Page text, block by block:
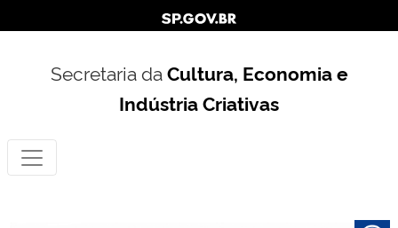
Secretaria daCultura, Economia e
Indústria Criativas